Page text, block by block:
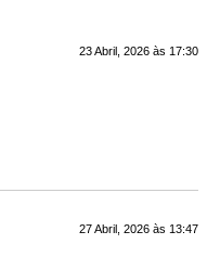
23 Abril, 2026 às 17:30
27 Abril, 2026 às 13:47